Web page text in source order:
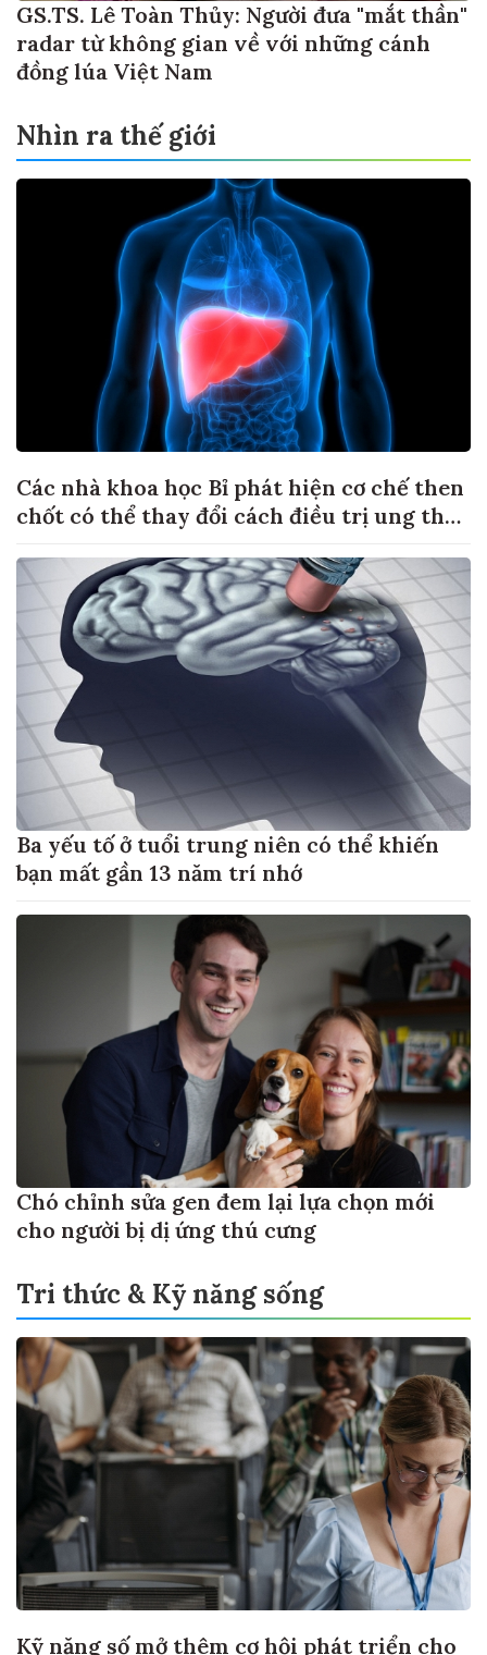
GS.TS. Lê Toàn Thủy: Người đưa "mắt thần"
radar từ không gian về với những cánh
đồng lúa Việt Nam
Nhìn ra thế giới
Các nhà khoa học Bỉ phát hiện cơ chế then
chốt có thể thay đổi cách điều trị ung thư
Ba yếu tố ở tuổi trung niên có thể khiến
bạn mất gần 13 năm trí nhớ
Chó chỉnh sửa gen đem lại lựa chọn mới
cho người bị dị ứng thú cưng
Tri thức & Kỹ năng sống
Kỹ năng số mở thêm cơ hội phát triển cho